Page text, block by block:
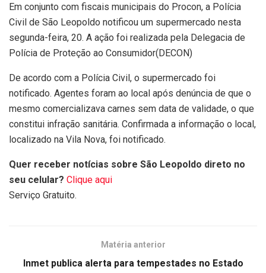
Em conjunto com fiscais municipais do Procon, a Polícia
Civil de São Leopoldo notificou um supermercado nesta
segunda-feira, 20. A ação foi realizada pela Delegacia de
Polícia de Proteção ao Consumidor(DECON)
De acordo com a Polícia Civil, o supermercado foi
notificado. Agentes foram ao local após denúncia de que o
mesmo comercializava carnes sem data de validade, o que
constitui infração sanitária. Confirmada a informação o local,
localizado na Vila Nova, foi notificado.
Quer receber notícias sobre São Leopoldo direto no
seu celular? Clique aqui
Serviço Gratuito.
Matéria anterior
Inmet publica alerta para tempestades no Estado